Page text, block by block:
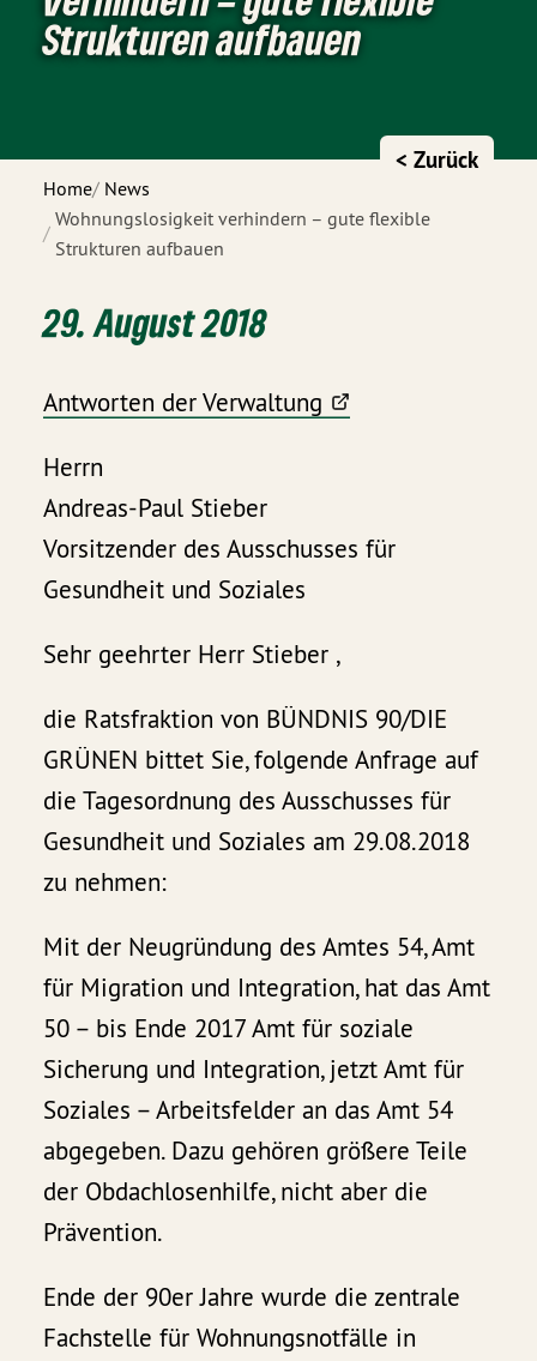
Strukturen aufbauen
Home News
Wohnungslosigkeit verhindern – gute flexible
Strukturen aufbauen
< Zurück
29. August 2018
Antworten der Verwaltung
Herrn
Andreas-Paul Stieber
Vorsitzender des Ausschusses für
Gesundheit und Soziales
Sehr geehrter Herr Stieber ,
die Ratsfraktion von BÜNDNIS 90/DIE
GRÜNEN bittet Sie, folgende Anfrage auf
die Tagesordnung des Ausschusses für
Gesundheit und Soziales am 29.08.2018
zu nehmen:
Mit der Neugründung des Amtes 54, Amt
für Migration und Integration, hat das Amt
50 – bis Ende 2017 Amt für soziale
Sicherung und Integration, jetzt Amt für
Soziales – Arbeitsfelder an das Amt 54
abgegeben. Dazu gehören größere Teile
der Obdachlosenhilfe, nicht aber die
Prävention.
Ende der 90er Jahre wurde die zentrale
Fachstelle für Wohnungsnotfälle in